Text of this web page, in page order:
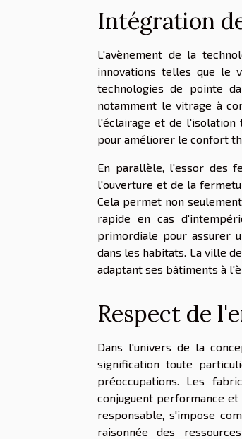
Intégration
L'avènement de la
innovations telles que le
technologies de pointe
notamment le vitrage à
l'éclairage et de l'isolation
pour améliorer le confort
En parallèle, l'essor des
l'ouverture et de la
Cela permet non
rapide en cas
primordiale pour assurer
dans les habitats. La ville
adaptant ses bâtiments à
Respect de
Dans l'univers de la
signification toute
préoccupations. Les
conjuguent performance
responsable, s'impose
raisonnée des